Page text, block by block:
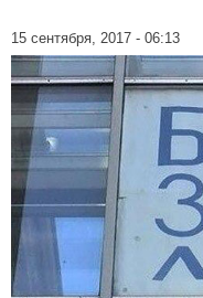
15 сентября, 2017 - 06:13